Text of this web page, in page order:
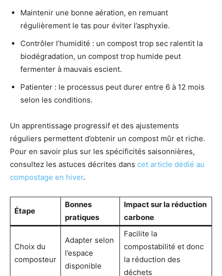
Maintenir une bonne aération, en remuant
régulièrement le tas pour éviter l’asphyxie.
Contrôler l’humidité : un compost trop sec ralentit la
biodégradation, un compost trop humide peut
fermenter à mauvais escient.
Patienter : le processus peut durer entre 6 à 12 mois
selon les conditions.
Un apprentissage progressif et des ajustements
réguliers permettent d’obtenir un compost mûr et riche.
Pour en savoir plus sur les spécificités saisonnières,
consultez les astuces décrites dans cet article dédié au
compostage en hiver.
Étape
Bonnes
pratiques
Impact sur la réduction
carbone
Choix du
composteur
Adapter selon
l’espace
disponible
Facilite la
compostabilité et donc
la réduction des
déchets